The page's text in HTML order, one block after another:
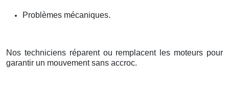
Problèmes mécaniques.
Nos techniciens réparent ou remplacent les moteurs pour
garantir un mouvement sans accroc.